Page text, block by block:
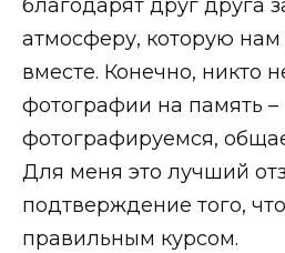
благодарят друг друга
атмосферу, которую нам
вместе. Конечно, никто
фотографии на память –
фотографируемся,
Для меня это лучший
подтверждение того,
правильным курсом.